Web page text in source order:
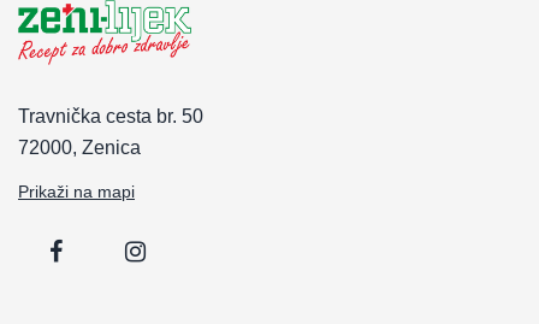
Travnička cesta br. 50
72000, Zenica
Prikaži na mapi